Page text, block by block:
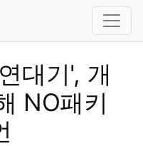
대기', 개
NO패키